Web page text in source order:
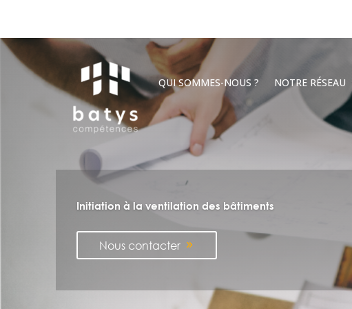
QUI SOMMES-NOUS ? NOTRE RÉSEAU
Initiation à la ventilation des bâtiments
Nous contacter